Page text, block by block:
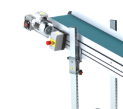
ausziehbare
druckgegossener
aus verzinktem
Förderfläche
PU Oberfläche in